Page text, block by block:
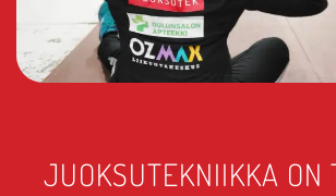
JUOKSUTEKNIIKKA ON